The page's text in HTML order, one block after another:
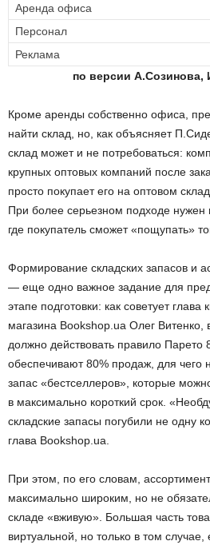
Аренда офиса
Персонал
Реклама
по версии А.Созинова,
Кроме аренды собственно офиса,
найти склад, но, как объясняет
склад может и не потребоваться:
крупных оптовых компаний после
просто покупает его на оптовом
При более серьезном подходе
где покупатель сможет «пощупать»
Формирование складских запасов и
— еще одно важное задание для
этапе подготовки: как советует глава
магазина Bookshop.ua Олег Витенко,
должно действовать правило Парето
обеспечивают 80% продаж, для чего
запас «бестселлеров», которые
в максимально короткий срок.
складские запасы погубили не одну
глава Bookshop.ua.
При этом, по его словам,
максимально широким, но не
складе «вживую». Большая часть
виртуальной, но только в том